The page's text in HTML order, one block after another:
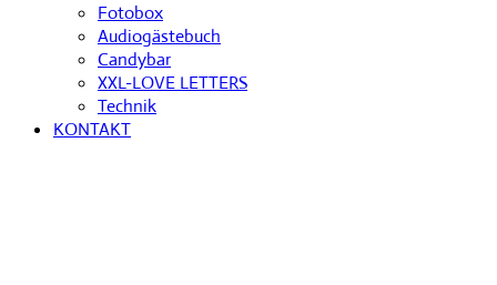
Fotobox
Audiogästebuch
Candybar
XXL-LOVE LETTERS
Technik
KONTAKT